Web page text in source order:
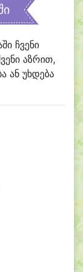
ჩვენი
აზრით,
ან უხდება